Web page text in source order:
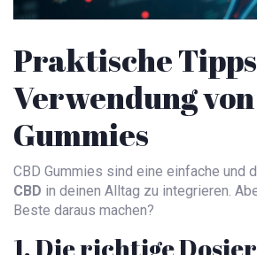
Praktische
Verwendung
Gummies
CBD Gummies sind eine einfache und
CBD in deinen Alltag zu integrieren.
Beste daraus machen?
1. Die richtige